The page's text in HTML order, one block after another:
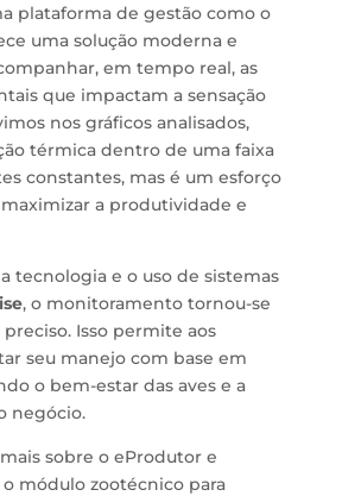
plataforma de gestão como o
uma solução moderna e
em tempo real, as
que impactam a sensação
nos gráficos analisados,
térmica dentro de uma faixa
constantes, mas é um esforço
a produtividade e
tecnologia e o uso de sistemas
, o monitoramento tornou-se
preciso. Isso permite aos
seu manejo com base em
o bem-estar das aves e a
negócio.
sobre o eProdutor e
módulo zootécnico para